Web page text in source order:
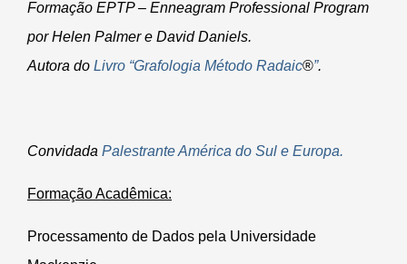
Formação EPTP – Enneagram Professional Program
por Helen Palmer e David Daniels.
Autora do Livro “Grafologia Método Radaic®”.
Convidada Palestrante América do Sul e Europa.
Formação Acadêmica:
Processamento de Dados pela Universidade